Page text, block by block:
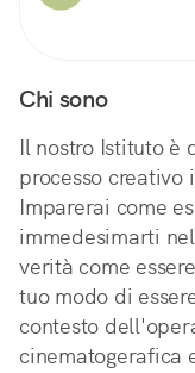
Chi sono
Il nostro Istituto è
processo
Imparerai come
immedesimarti
verità come
tuo modo di
contesto
cinematogerafica